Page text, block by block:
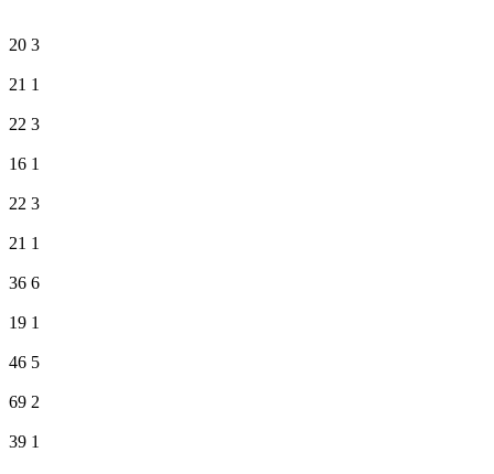
20 3
21 1
22 3
16 1
22 3
21 1
36 6
19 1
46 5
69 2
39 1